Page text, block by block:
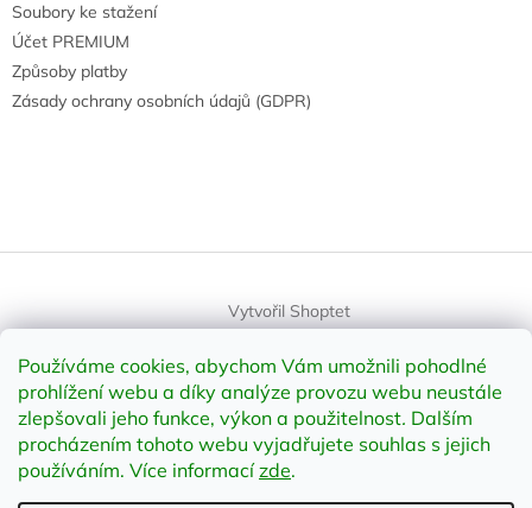
Používáme cookies, abychom Vám umožnili pohodlné
prohlížení webu a díky analýze provozu webu neustále
zlepšovali jeho funkce, výkon a použitelnost. Dalším
procházením tohoto webu vyjadřujete souhlas s jejich
používáním. Více informacízde.
Soubory ke stažení
Účet PREMIUM
Způsoby platby
Zásady ochrany osobních údajů (GDPR)
Vytvořil Shoptet
Copyright 2026 element-shop.cz
. Všechna práva vyhrazena.
Upravit nastavení cookies